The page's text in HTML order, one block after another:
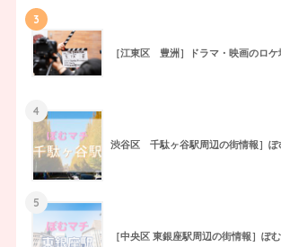
3
［江東区 豊洲］ドラマ・映画のロケ
4
渋谷区 千駄ヶ谷駅周辺の街情報］ぽ
5
［中央区 東銀座駅周辺の街情報］ぽ